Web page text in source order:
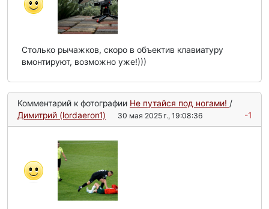
Столько рычажков, скоро в объектив клавиатуру
вмонтируют, возможно уже!)))
Комментарий к фотографии Не путайся под ногами! /
Димитрий (lordaeron1)
30 мая 2025 г., 19:08:36 -1